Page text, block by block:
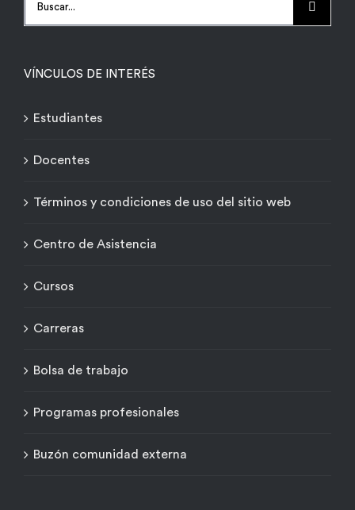
VÍNCULOS DE INTERÉS
Estudiantes
Docentes
Términos y condiciones de uso del sitio web
Centro de Asistencia
Cursos
Carreras
Bolsa de trabajo
Programas profesionales
Buzón comunidad externa